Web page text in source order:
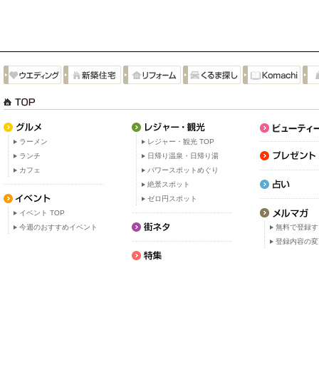
ラーメン
ランチ
カフェ
イベント TOP
今週のおすすめイベント
レジャー・観光 TOP
日帰り温泉・日帰り湯
パワースポットめぐり
絶景スポット
ゼロ円スポット
無料で登録
登録内容の